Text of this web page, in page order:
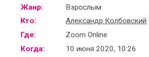
Жанр:
Взрослым
Кто:
Александр Колбовский
Где:
Zoom Online
Когда:
10 июня 2020, 10:26